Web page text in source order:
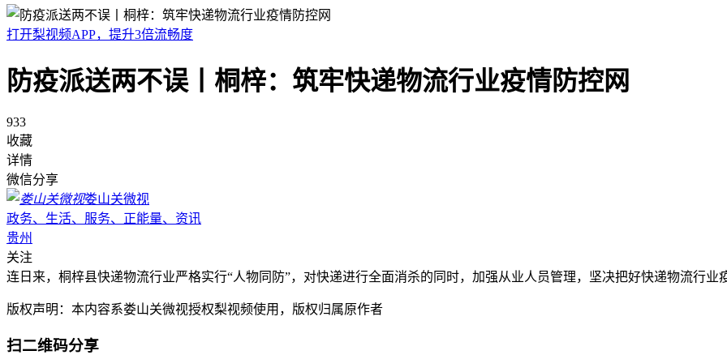
打开梨视频APP，提升3倍流畅度
防疫派送两不误丨桐梓：筑牢快递物流行业疫情防控网
933
收藏
详情
微信分享
娄山关微视
政务、生活、服务、正能量、资讯
贵州
关注
连日来，桐梓县快递物流行业严格实行“人物同防”，对快递进行全面消杀的同时，加强从业人员管理，坚决把好快递物流行业
版权声明：本内容系娄山关微视授权梨视频使用，版权归属原作者
扫二维码分享